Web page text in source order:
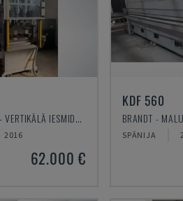
BATTENFELD - VERTIKĀLĀ IESMIDZINĀŠANAS MAŠĪNA
2016
62.000 €
KDF 560
BRANDT -
SPĀNIJA